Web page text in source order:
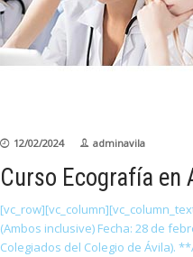
12/02/2024 adminavila
Curso Ecografía en
(Ambos inclusive) Fecha: 28 de
Colegiados del Colegio de Ávila).